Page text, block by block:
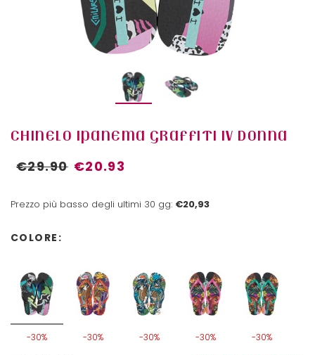
CHINELO IPANEMA GRAFFITI IV DONNA
€29.90 €20.93
Prezzo più basso degli ultimi 30 gg: €20,93
COLORE:
-30% -30% -30% -30% -30%